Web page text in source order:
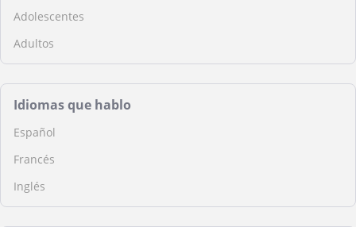
Adolescentes
Adultos
Idiomas que hablo
Español
Francés
Inglés